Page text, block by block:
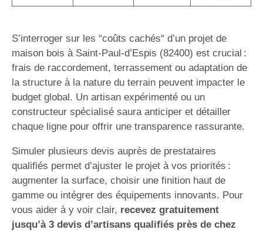
S’interroger sur les “coûts cachés“ d’un projet de
maison bois à Saint-Paul-d’Espis (82400) est crucial :
frais de raccordement, terrassement ou adaptation de
la structure à la nature du terrain peuvent impacter le
budget global. Un artisan expérimenté ou un
constructeur spécialisé saura anticiper et détailler
chaque ligne pour offrir une transparence rassurante.
Simuler plusieurs devis auprès de prestataires
qualifiés permet d’ajuster le projet à vos priorités :
augmenter la surface, choisir une finition haut de
gamme ou intégrer des équipements innovants. Pour
vous aider à y voir clair, recevez gratuitement
jusqu’à 3 devis d’artisans qualifiés près de chez